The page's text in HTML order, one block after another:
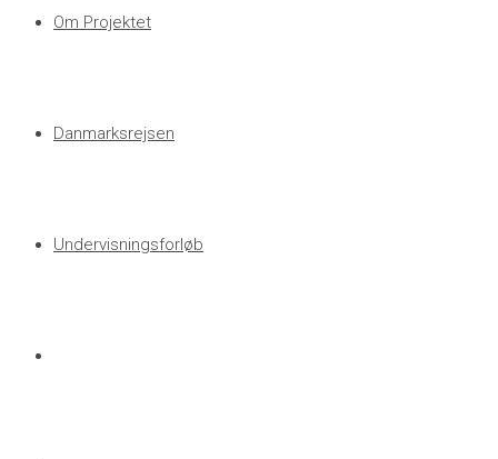
Om Projektet
Danmarksrejsen
Undervisningsforløb